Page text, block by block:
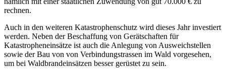
rechnen.
Auch in den weiteren Katastrophenschutz wird dieses Jahr investiert
werden. Neben der Beschaffung von Gerätschaften für
Katastropheneinsätze ist auch die Anlegung von Ausweichstellen
sowie der Bau von von Verbindungstrassen im Wald vorgesehen,
um bei Waldbrandeinsätzen besser gerüstet zu sein.